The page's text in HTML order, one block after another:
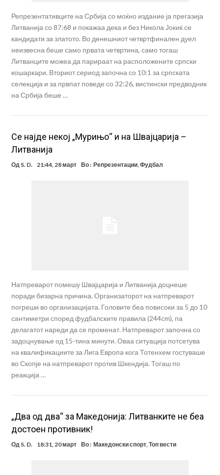
Репрезентативците на Србија со моќно издание ја прегазија
Литванија со 87:68 и покажаа дека и без Никола Јокиќ се
кандидати за златото. Во денешниот четвртфинален дуел
неизвесна беше само првата четвртина, само тогаш
Литванците можеа да парираат на расположените српски
кошаркари. Вториот сериод започна со 10:1 за српската
селекција и за првпат поведе со 32:26, вистински предводник
на Србија беше …
Се најде некој „Мурињо“ и на Швајцарија –
Литванија
Од S. D. 21:44, 28 март Во : Репрезентации, Фудбал
Натпреварот помешу Швајцарија и Литванија доцнеше
поради бизарна причина. Организаторот на натпреварот
погреши во организацијата. Головите беа повисоки за 5 до 10
сантиметри според фудбалските правила (244cm), па
делагатот нареди да се променат. Натпреварот започна со
задоцнување од 15-тина минути. Оваа ситуација потсетува
на квалификациите за Лига Европа кога Тотенхем гостуваше
во Скопје на натпреварот против Шкендија. Тогаш по
реакција …
„Два од два“ за Македонија: Литванките не беа
достоен противник!
Од S. D. 18:31, 20 март Во : Македонски спорт,Топ вести